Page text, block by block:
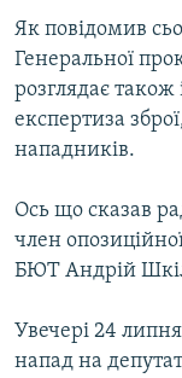
КРИМ РЕАЛІЇ
РУС
УКР
ДОЛУЧАЙСЯ!
Як повідомив
Генеральної
розглядає також
експертиза
нападників.
Ось що сказав
член
БЮТ Андрій
Увечері 24
напад на